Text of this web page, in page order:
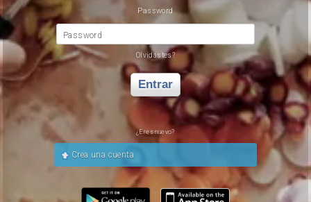
Password
Password
Olvidastes?
Entrar
¿Eres nuevo?
Crea una cuenta